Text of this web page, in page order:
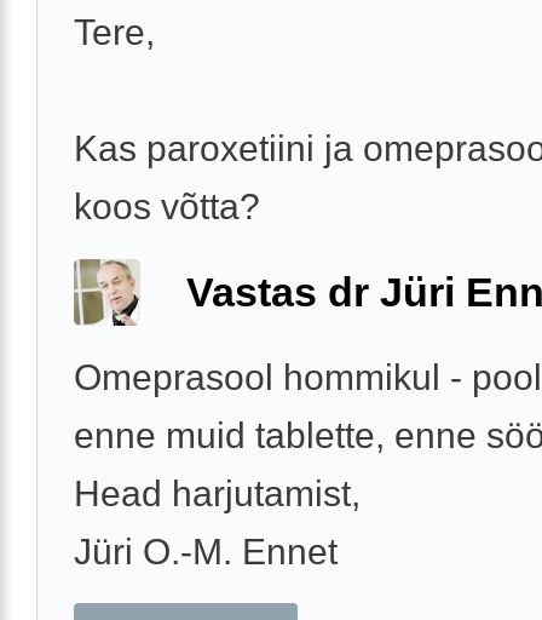
Tere,
Kas paroxetiini ja
koos võtta?
Vastas dr Jüri
Omeprasool hommikul -
enne muid tablette, enne
Head harjutamist,
Jüri O.-M. Ennet